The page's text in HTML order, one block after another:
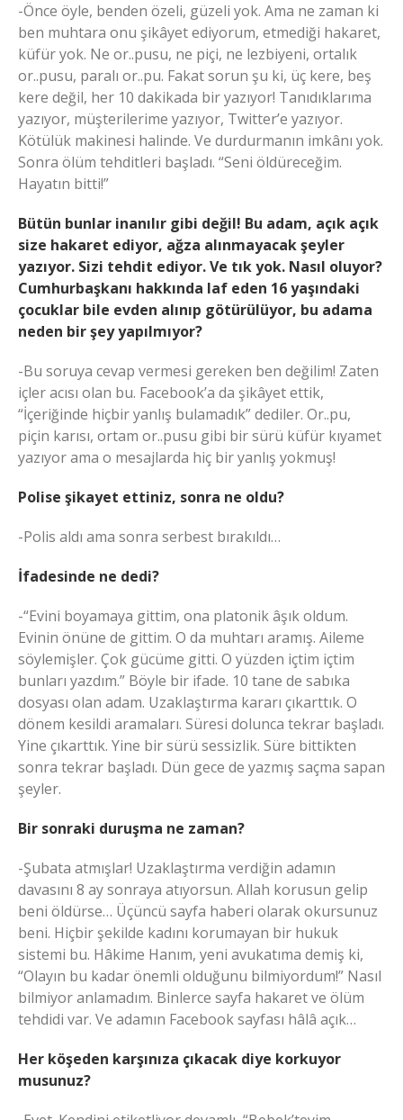
-Önce öyle, benden özeli, güzeli yok. Ama ne zaman ki
ben muhtara onu şikâyet ediyorum, etmediği hakaret,
küfür yok. Ne or..pusu, ne piçi, ne lezbiyeni, ortalık
or..pusu, paralı or..pu. Fakat sorun şu ki, üç kere, beş
kere değil, her 10 dakikada bir yazıyor! Tanıdıklarıma
yazıyor, müşterilerime yazıyor, Twitter’e yazıyor.
Kötülük makinesi halinde. Ve durdurmanın imkânı yok.
Sonra ölüm tehditleri başladı. “Seni öldüreceğim.
Hayatın bitti!”
Bütün bunlar inanılır gibi değil! Bu adam, açık açık
size hakaret ediyor, ağza alınmayacak şeyler
yazıyor. Sizi tehdit ediyor. Ve tık yok. Nasıl oluyor?
Cumhurbaşkanı hakkında laf eden 16 yaşındaki
çocuklar bile evden alınıp götürülüyor, bu adama
neden bir şey yapılmıyor?
-Bu soruya cevap vermesi gereken ben değilim! Zaten
içler acısı olan bu. Facebook’a da şikâyet ettik,
“İçeriğinde hiçbir yanlış bulamadık” dediler. Or..pu,
piçin karısı, ortam or..pusu gibi bir sürü küfür kıyamet
yazıyor ama o mesajlarda hiç bir yanlış yokmuş!
Polise şikayet ettiniz, sonra ne oldu?
-Polis aldı ama sonra serbest bırakıldı…
İfadesinde ne dedi?
-“Evini boyamaya gittim, ona platonik âşık oldum.
Evinin önüne de gittim. O da muhtarı aramış. Aileme
söylemişler. Çok gücüme gitti. O yüzden içtim içtim
bunları yazdım.” Böyle bir ifade. 10 tane de sabıka
dosyası olan adam. Uzaklaştırma kararı çıkarttık. O
dönem kesildi aramaları. Süresi dolunca tekrar başladı.
Yine çıkarttık. Yine bir sürü sessizlik. Süre bittikten
sonra tekrar başladı. Dün gece de yazmış saçma sapan
şeyler.
Bir sonraki duruşma ne zaman?
-Şubata atmışlar! Uzaklaştırma verdiğin adamın
davasını 8 ay sonraya atıyorsun. Allah korusun gelip
beni öldürse… Üçüncü sayfa haberi olarak okursunuz
beni. Hiçbir şekilde kadını korumayan bir hukuk
sistemi bu. Hâkime Hanım, yeni avukatıma demiş ki,
“Olayın bu kadar önemli olduğunu bilmiyordum!” Nasıl
bilmiyor anlamadım. Binlerce sayfa hakaret ve ölüm
tehdidi var. Ve adamın Facebook sayfası hâlâ açık…
Her köşeden karşınıza çıkacak diye korkuyor
musunuz?